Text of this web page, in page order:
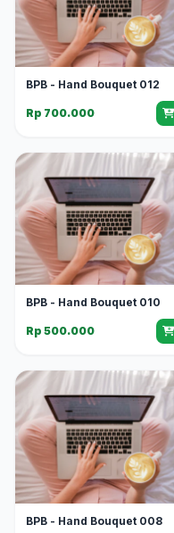
BPB - Hand Bouquet 012
Rp 700.000
BPB - Hand Bouquet 010
Rp 500.000
BPB - Hand Bouquet 008